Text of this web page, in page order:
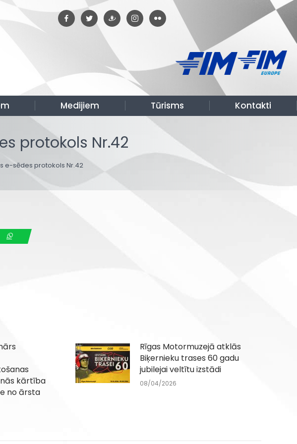
Medijiem Tūrisms Kontakti
protokols Nr.42
e-sēdes protokols Nr.42
kārtība
no ārsta
Rīgas Motormuzejā atklās
Biķernieku trases 60 gadu
jubilejai veltītu izstādi
08/04/2026